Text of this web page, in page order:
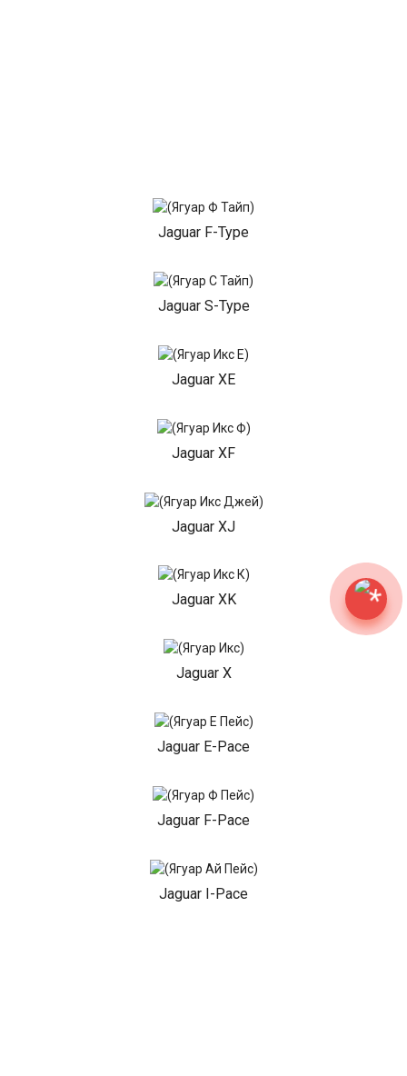
Jaguar F-Type
Jaguar S-Type
Jaguar XE
Jaguar XF
Jaguar XJ
Jaguar XK
Jaguar X
Jaguar E-Pace
Jaguar F-Pace
Jaguar I-Pace